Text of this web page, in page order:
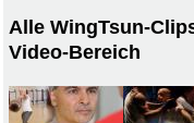
Alle WingTsun-
Video-Bereich